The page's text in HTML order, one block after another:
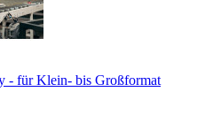
- für Klein- bis Großformat